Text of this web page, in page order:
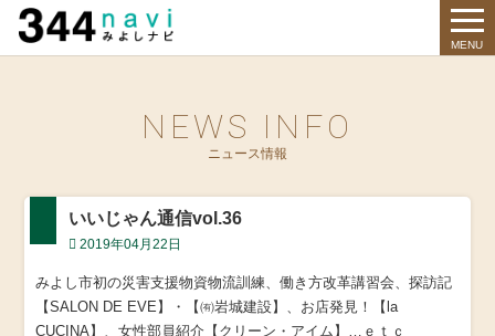
MENU
NEWS INFO
ニュース情報
いいじゃん通信vol.36
2019年04月22日
みよし市初の災害支援物資物流訓練、働き方改革講習会、探訪記
【SALON DE EVE】・【㈲岩城建設】、お店発見！【la
CUCINA】、女性部員紹介【クリーン・アイム】…ｅｔｃ